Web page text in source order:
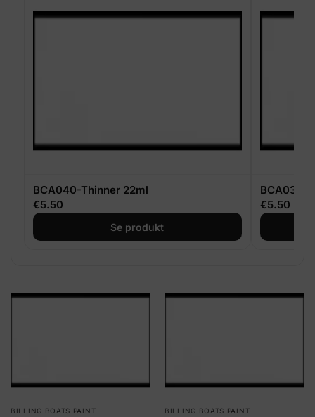
BCA040-Thinner 22ml
€5.50
Se produkt
BCA039-
€5.50
BILLING BOATS PAINT BILLING BOATS PAINT